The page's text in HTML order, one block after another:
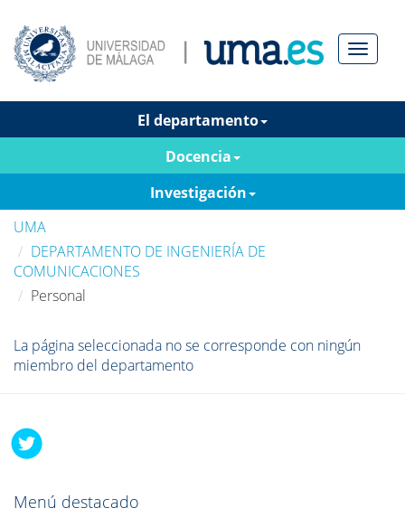
Menú
El departamento
Docencia
Investigación
UMA
DEPARTAMENTO DE INGENIERÍA DE
COMUNICACIONES
Personal
La página seleccionada no se corresponde con ningún
miembro del departamento
Menú destacado